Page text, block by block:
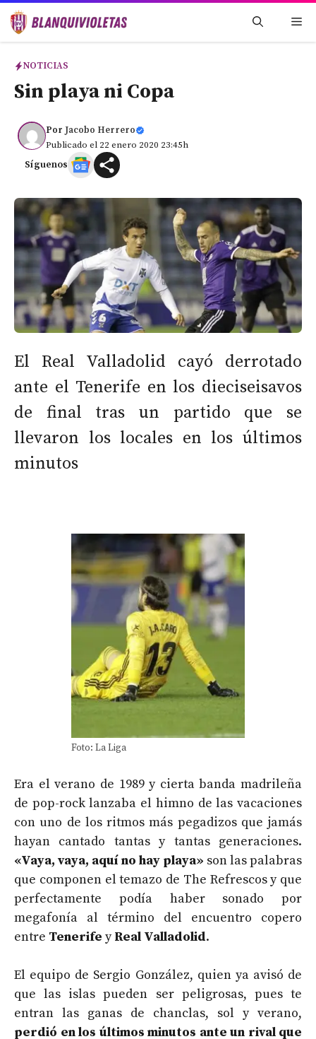
Saltar
NOTICIAS
Sin playa ni Copa
Por Jacobo Herrero
Publicado el 22 enero 2020 23:45h
Síguenos
El Real Valladolid cayó derrotado
ante el Tenerife en los dieciseisavos
de final tras un partido que se
llevaron los locales en los últimos
minutos
Foto: La Liga
Era el verano de 1989 y cierta banda madrileña
de pop-rock lanzaba el himno de las vacaciones
con uno de los ritmos más pegadizos que jamás
hayan cantado tantas y tantas generaciones.
«Vaya, vaya, aquí no hay playa» son las palabras
que componen el temazo de The Refrescos y que
perfectamente podía haber sonado por
megafonía al término del encuentro copero
entre Tenerife yReal Valladolid.
El equipo de Sergio González, quien ya avisó de
que las islas pueden ser peligrosas, pues te
entran las ganas de chanclas, sol y verano,
perdió en los últimos minutos ante un rival que